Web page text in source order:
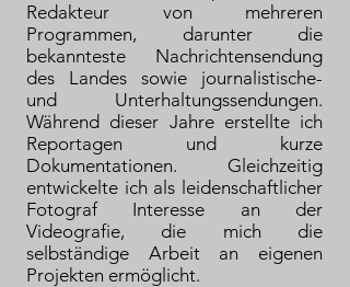
Redakteur von mehreren
Programmen, darunter die
bekannteste Nachrichtensendung
des Landes sowie journalistische-
und Unterhaltungssendungen.
Während dieser Jahre erstellte ich
Reportagen und kurze
Dokumentationen. Gleichzeitig
entwickelte ich als leidenschaftlicher
Fotograf Interesse an der
Videografie, die mich die
selbständige Arbeit an eigenen
Projekten ermöglicht.